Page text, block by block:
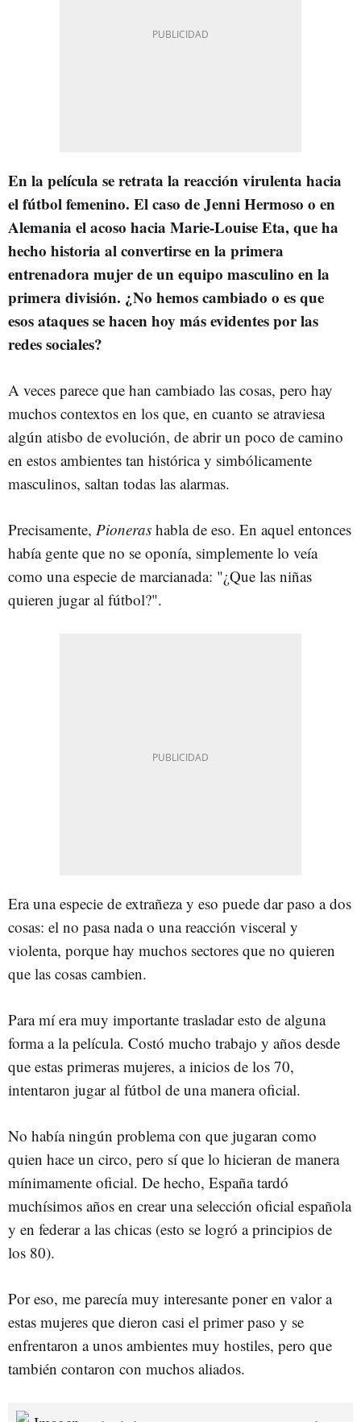
En la película se retrata la reacción virulenta hacia
el fútbol femenino. El caso de Jenni Hermoso o en
Alemania el acoso hacia Marie-Louise Eta, que ha
hecho historia al convertirse en la primera
entrenadora mujer de un equipo masculino en la
primera división. ¿No hemos cambiado o es que
esos ataques se hacen hoy más evidentes por las
redes sociales?
A veces parece que han cambiado las cosas, pero hay
muchos contextos en los que, en cuanto se atraviesa
algún atisbo de evolución, de abrir un poco de camino
en estos ambientes tan histórica y simbólicamente
masculinos, saltan todas las alarmas.
Precisamente, Pioneras habla de eso. En aquel entonces
había gente que no se oponía, simplemente lo veía
como una especie de marcianada: "¿Que las niñas
quieren jugar al fútbol?".
Era una especie de extrañeza y eso puede dar paso a dos
cosas: el no pasa nada o una reacción visceral y
violenta, porque hay muchos sectores que no quieren
que las cosas cambien.
Para mí era muy importante trasladar esto de alguna
forma a la película. Costó mucho trabajo y años desde
que estas primeras mujeres, a inicios de los 70,
intentaron jugar al fútbol de una manera oficial.
No había ningún problema con que jugaran como
quien hace un circo, pero sí que lo hicieran de manera
mínimamente oficial. De hecho, España tardó
muchísimos años en crear una selección oficial española
y en federar a las chicas (esto se logró a principios de
los 80).
Por eso, me parecía muy interesante poner en valor a
estas mujeres que dieron casi el primer paso y se
enfrentaron a unos ambientes muy hostiles, pero que
también contaron con muchos aliados.